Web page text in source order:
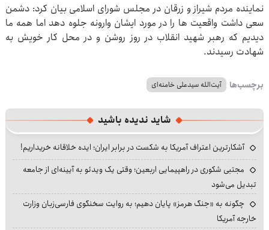
نماینده مردم شیراز و زرقان در مجلس شورای اسلامی بیان کرد: دشمن
سعی داشت واقعیت ها را در مورد ایشان وارونه جلوه دهد اما همه ما
دیدیم که رهبر شهید انقلاب در روز روشن و در محل کار خویش به
شهادت رسیدند.
برچسب‌ها آیت‌الله سیدعلی خامنه‌ای
شاید ندیده باشید
آشکارترین اعتراف آمریکا به شکست در برابر ایران؛ ایده خلاقانه خریداریم!
مجتبی شکوری در راهپیمایی اربعین؛ وقتی یک ویدئو به آیینه‌ای از جامعه
تبدیل می‌شود
چگونه به «جنگ هرمز» پایان دهیم؛ به روایت سخنگوی فارسی‌زبان وزارت
خارجه آمریکا